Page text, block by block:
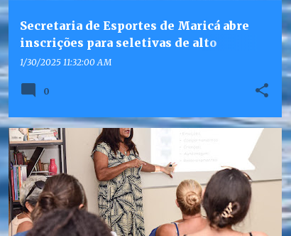
Secretaria de Esportes de Maricá abre
inscrições para seletivas de alto
rendimento do projeto Maricá Esporte
1/30/2025 11:32:00 AM
0